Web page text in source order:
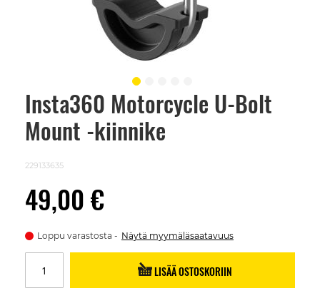
Insta360 Motorcycle U-Bolt
Mount -kiinnike
229133635
49,00 €
Loppu varastosta Näytä myymäläsaatavuus
LISÄÄ OSTOSKORIIN
Skip
beginning
images